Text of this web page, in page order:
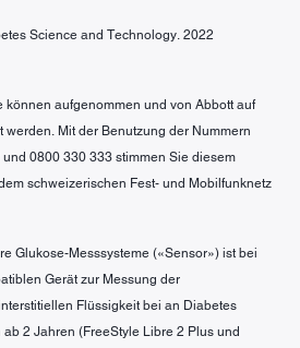
Science and Technology. 2022
können aufgenommen und von Abbott auf
Mit der Benutzung der Nummern
0800 330 333 stimmen Sie diesem
schweizerischen Fest- und Mobilfunknetz
Glukose-Messsysteme («Sensor») ist bei
Gerät zur Messung der
Flüssigkeit bei an Diabetes
2 Jahren (FreeStyle Libre 2 Plus und